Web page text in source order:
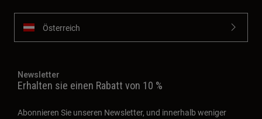
Österreich
Newsletter
Erhalten sie einen Rabatt von 10 %
Abonnieren Sie unseren Newsletter, und innerhalb weniger